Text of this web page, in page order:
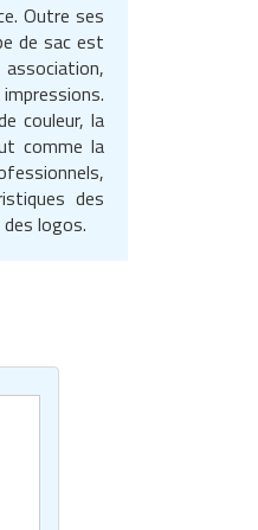
Outre ses
de sac est
couleur, la
comme la
des
logos.